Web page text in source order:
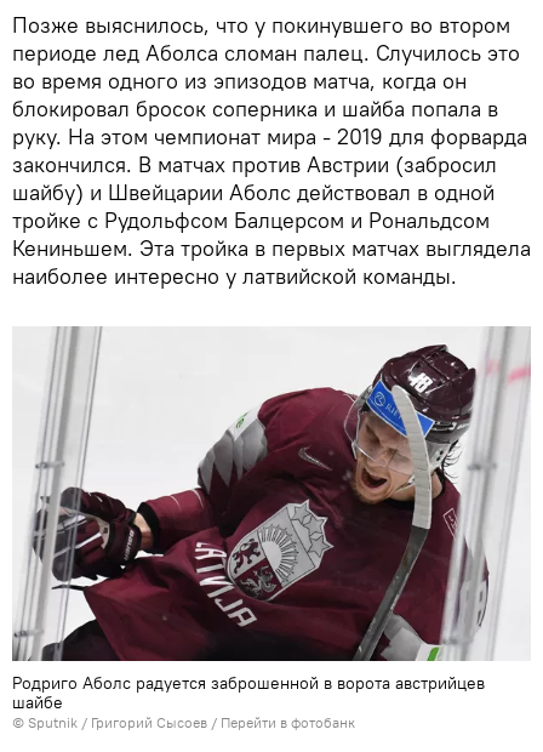
Позже выяснилось, что у покинувшего во втором
периоде лед Аболса сломан палец. Случилось это
во время одного из эпизодов матча, когда он
блокировал бросок соперника и шайба попала в
руку. На этом чемпионат мира - 2019 для форварда
закончился. В матчах против Австрии (забросил
шайбу) и Швейцарии Аболс действовал в одной
тройке с Рудольфсом Балцерсом и Рональдсом
Кениньшем. Эта тройка в первых матчах выглядела
наиболее интересно у латвийской команды.
Родриго Аболс радуется заброшенной в ворота австрийцев
шайбе
© Sputnik / Григорий Сысоев / Перейти в фотобанк